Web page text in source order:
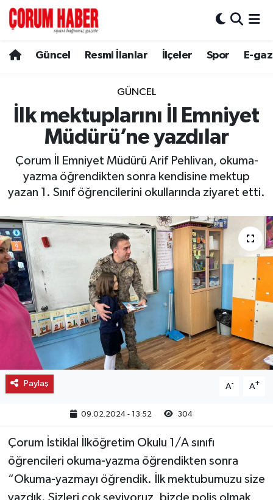
Güncel Resmi İlanlar İlçeler Spor E-
GÜNCEL
İlk mektuplarını İl Emniyet
Müdürü’ne yazdılar
Çorum İl Emniyet Müdürü Arif Pehlivan, okuma-
yazma öğrendikten sonra kendisine mektup
yazan 1. Sınıf öğrencilerini okullarında ziyaret etti.
Paylaş A- A+
09.02.2024 - 13:52 304
Çorum İstiklal İlköğretim Okulu 1/A sınıfı
öğrencileri okuma-yazma öğrendikten sonra
“Okuma-yazmayı öğrendik. İlk mektubumuzu size
Spor
Resmi İlanlar
Alaca
Bayat
Boğazkale
İskilip
Kargı
Laçin
Mecitözü
Oğuzlar
Ortaköy
Osmancık
Sungurlu
Hava Durumu
Çorum Namaz Vakitleri
Trafik Durumu
Süper Lig Puan Durumu ve Fikstür
Tüm Manşetler
Son Dakika Haberleri
Haber Arşivi